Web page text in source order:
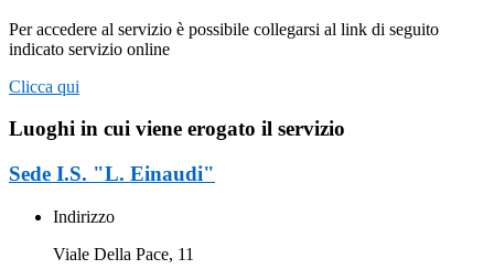
Per accedere al servizio è possibile collegarsi al link di seguito
indicato servizio online
Clicca qui
Luoghi in cui viene erogato il servizio
Sede I.S. "L. Einaudi"
Indirizzo
Viale Della Pace, 11